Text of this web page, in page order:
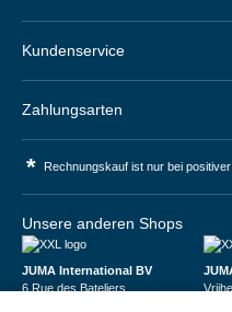
Kundenservice
Zahlungsarten
* Rechnungskauf ist nur bei
Unsere anderen Shops
JUMA International BV
6 Rue des Bateliers